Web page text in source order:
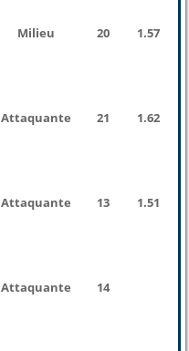
Milieu 20 1.57
Attaquante 21 1.62
Attaquante 13 1.51
Attaquante 14